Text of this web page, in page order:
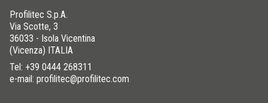
Profilitec S.p.A.
Via Scotte, 3
36033 - Isola Vicentina
(Vicenza) ITALIA
Tel: +39 0444 268311
e-mail: profilitec@profilitec.com